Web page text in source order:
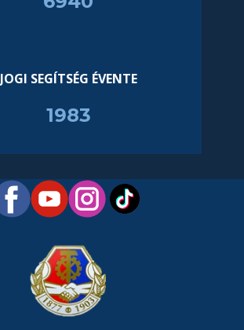
JOGI SEGÍTSÉG ÉVENTE
1998